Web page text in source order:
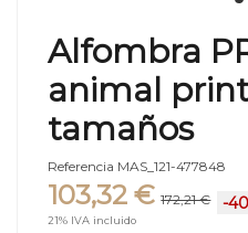
Alfombra
animal
tamaños
Referencia MAS_121-477848
103,32 € 172,21 € -
21% IVA incluido